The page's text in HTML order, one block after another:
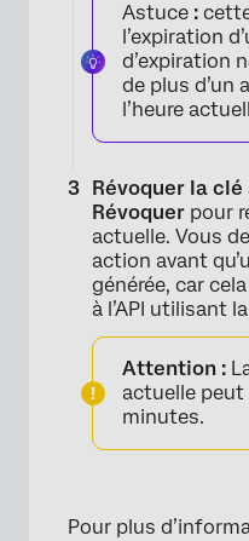
Astuce :
l’expiration
d’expiration
de plus d’un
l’heure
Révoquer la
Révoquer pour
actuelle. Vous
action avant
générée, car
à l’API utilisant
Attention :
actuelle peut
minutes.
Pour plus